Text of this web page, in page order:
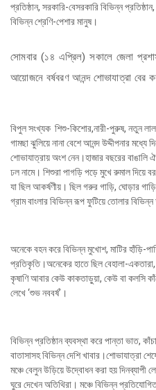
প্রতিষ্ঠান, সরকারি-বেসরকারি বিভিন্ন
বিভিন্ন শ্রেণি-পেশার মানুষ।
সোমবার (১৪ এপ্রিল) সকালে জেলা
আয়োজনে বর্ষবরণ আনন্দ শোভাযাত্রা বের
বিপুল সংখ্যক শিশু-কিশোর,নারী-পুরুষ, নতুন
গামছা ঝুলিয়ে নানা বেশে আনন্দ উদ্দীপনার মধ্যে
শোভাযাত্রায় অংশ নেন।হাজার বছরের বাঙালি
ঢল নামে। শিশুরা পাগড়ি পড়ে মুখে রুমাল দিয়ে
যা ছিল আকর্ষণীয়। ছিল গরুর গাড়ি, ঘোড়ার
গ্রাম বাংলার বিভিন্ন রূপ ফুটিয়ে তোলার
অনেকে বহন করে বিভিন্ন মুখোশ, মাটির হাঁড়ি-
প্রতিকৃতি।অনেকের হাতে ছিল বেহালা-
কৃষাণি আবার কেউ কাকতাড়ুয়া, কেউ বা কলসি
লেখে ‘শুভ নববর্ষ’।
বিভিন্ন প্রতিষ্ঠান ব্যবস্থা করে পান্তা ভাত,
বাতাসাসহ বিভিন্ন দেশি খাবার।শোভাযাত্রা
মঞ্চে বেলুন উড়িয়ে উদ্বোধন করা হয় দিনব্যাপী
ঘুরে দেখেন অতিথিরা। মঞ্চে বিভিন্ন